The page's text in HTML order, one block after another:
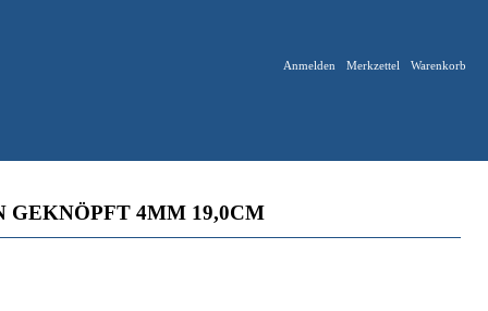
Anmelden Merkzettel Warenkorb
GEKNÖPFT 4MM 19,0CM